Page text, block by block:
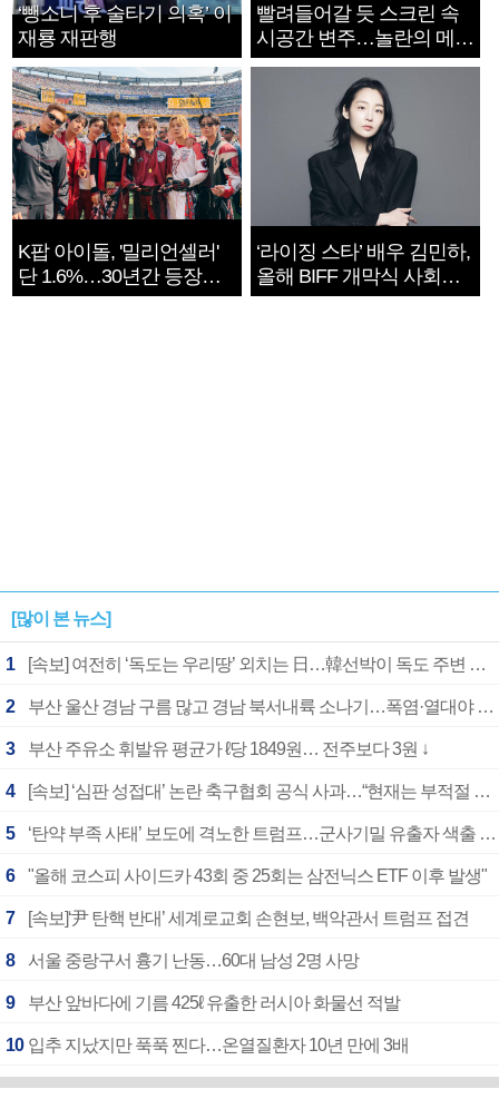
‘뺑소니 후 술타기 의혹’ 이
재룡 재판행
빨려들어갈 듯 스크린 속
시공간 변주…놀란의 메시
지는 ‘전쟁 속죄’
K팝 아이돌, '밀리언셀러'
단 1.6%…30년간 등장
1182개팀 전수조사
‘라이징 스타’ 배우 김민하,
올해 BIFF 개막식 사회자
확정
[많이 본 뉴스]
1 [속보] 여전히 ‘독도는 우리땅’ 외치는 日…韓선박이 독도 주변 해양조사 활동하자 반발
2 부산 울산 경남 구름 많고 경남 북서내륙 소나기…폭염·열대야 계속
3 부산 주유소 휘발유 평균가 ℓ당 1849원… 전주보다 3원 ↓
4 [속보] ‘심판 성접대’ 논란 축구협회 공식 사과…“현재는 부적절 행위 없어”
5 ‘탄약 부족 사태’ 보도에 격노한 트럼프…군사기밀 유출자 색출 지시
6 "올해 코스피 사이드카 43회 중 25회는 삼전닉스 ETF 이후 발생"
7 [속보]‘尹 탄핵 반대’ 세계로교회 손현보, 백악관서 트럼프 접견
8 서울 중랑구서 흉기 난동…60대 남성 2명 사망
9 부산 앞바다에 기름 425ℓ 유출한 러시아 화물선 적발
10 입추 지났지만 푹푹 찐다…온열질환자 10년 만에 3배